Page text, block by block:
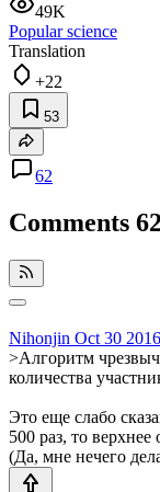
49K
Popular science
Translation
+22
53
62
Comments 62
Nihonjin Oct 30
>Алгоритм
количества
Это еще слабо
500 раз, то
(Да, мне нечего